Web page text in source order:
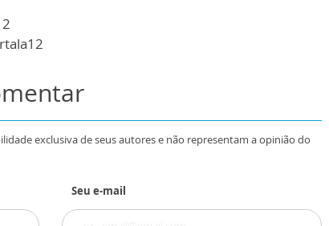
exclusiva de seus autores e não representam a opinião do
Seu e-mail